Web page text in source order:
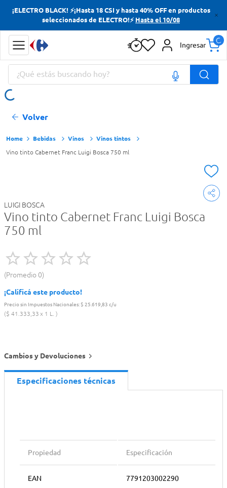
¡ELECTRO BLACK! ⚡¡Hasta 18 CSI y hasta 40% OFF en productos
seleccionados de ELECTRO!⚡ Hasta el 10/08
Ingresar
¿Qué estás buscando hoy?
Volver
Bebidas Vinos Vinos tintos
Vino tinto Cabernet Franc Luigi Bosca 750 ml
LUIGI BOSCA
Vino tinto Cabernet Franc Luigi Bosca
750 ml
Promedio 0
¡Calificá este producto!
Precio sin Impuestos Nacionales:$ 25.619,83 c/u
$ 41 .333,33 1 L.
Cambios y Devoluciones
Especificaciones técnicas
Propiedad Especificación
EAN 7791203002290
Términos más buscados
Yerba
Cerveza
Papas Fritas
Términos más buscados
Yerba
Cerveza
Papas Fritas
Doves